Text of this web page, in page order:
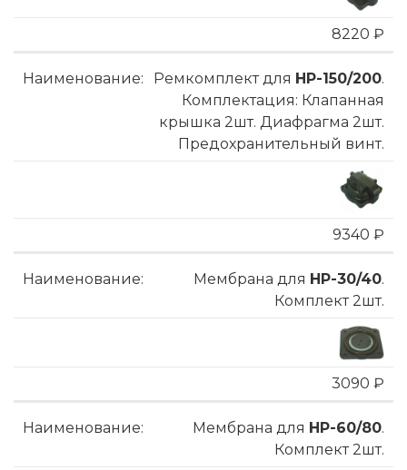
8220 ₽
Ремкомплект для HP-150/200.
Комплектация: Клапанная
крышка 2шт. Диафрагма 2шт.
Предохранительный винт.
9340 ₽
Мембрана для HP-30/40.
Комплект 2шт.
3090 ₽
Мембрана для HP-60/80.
Комплект 2шт.